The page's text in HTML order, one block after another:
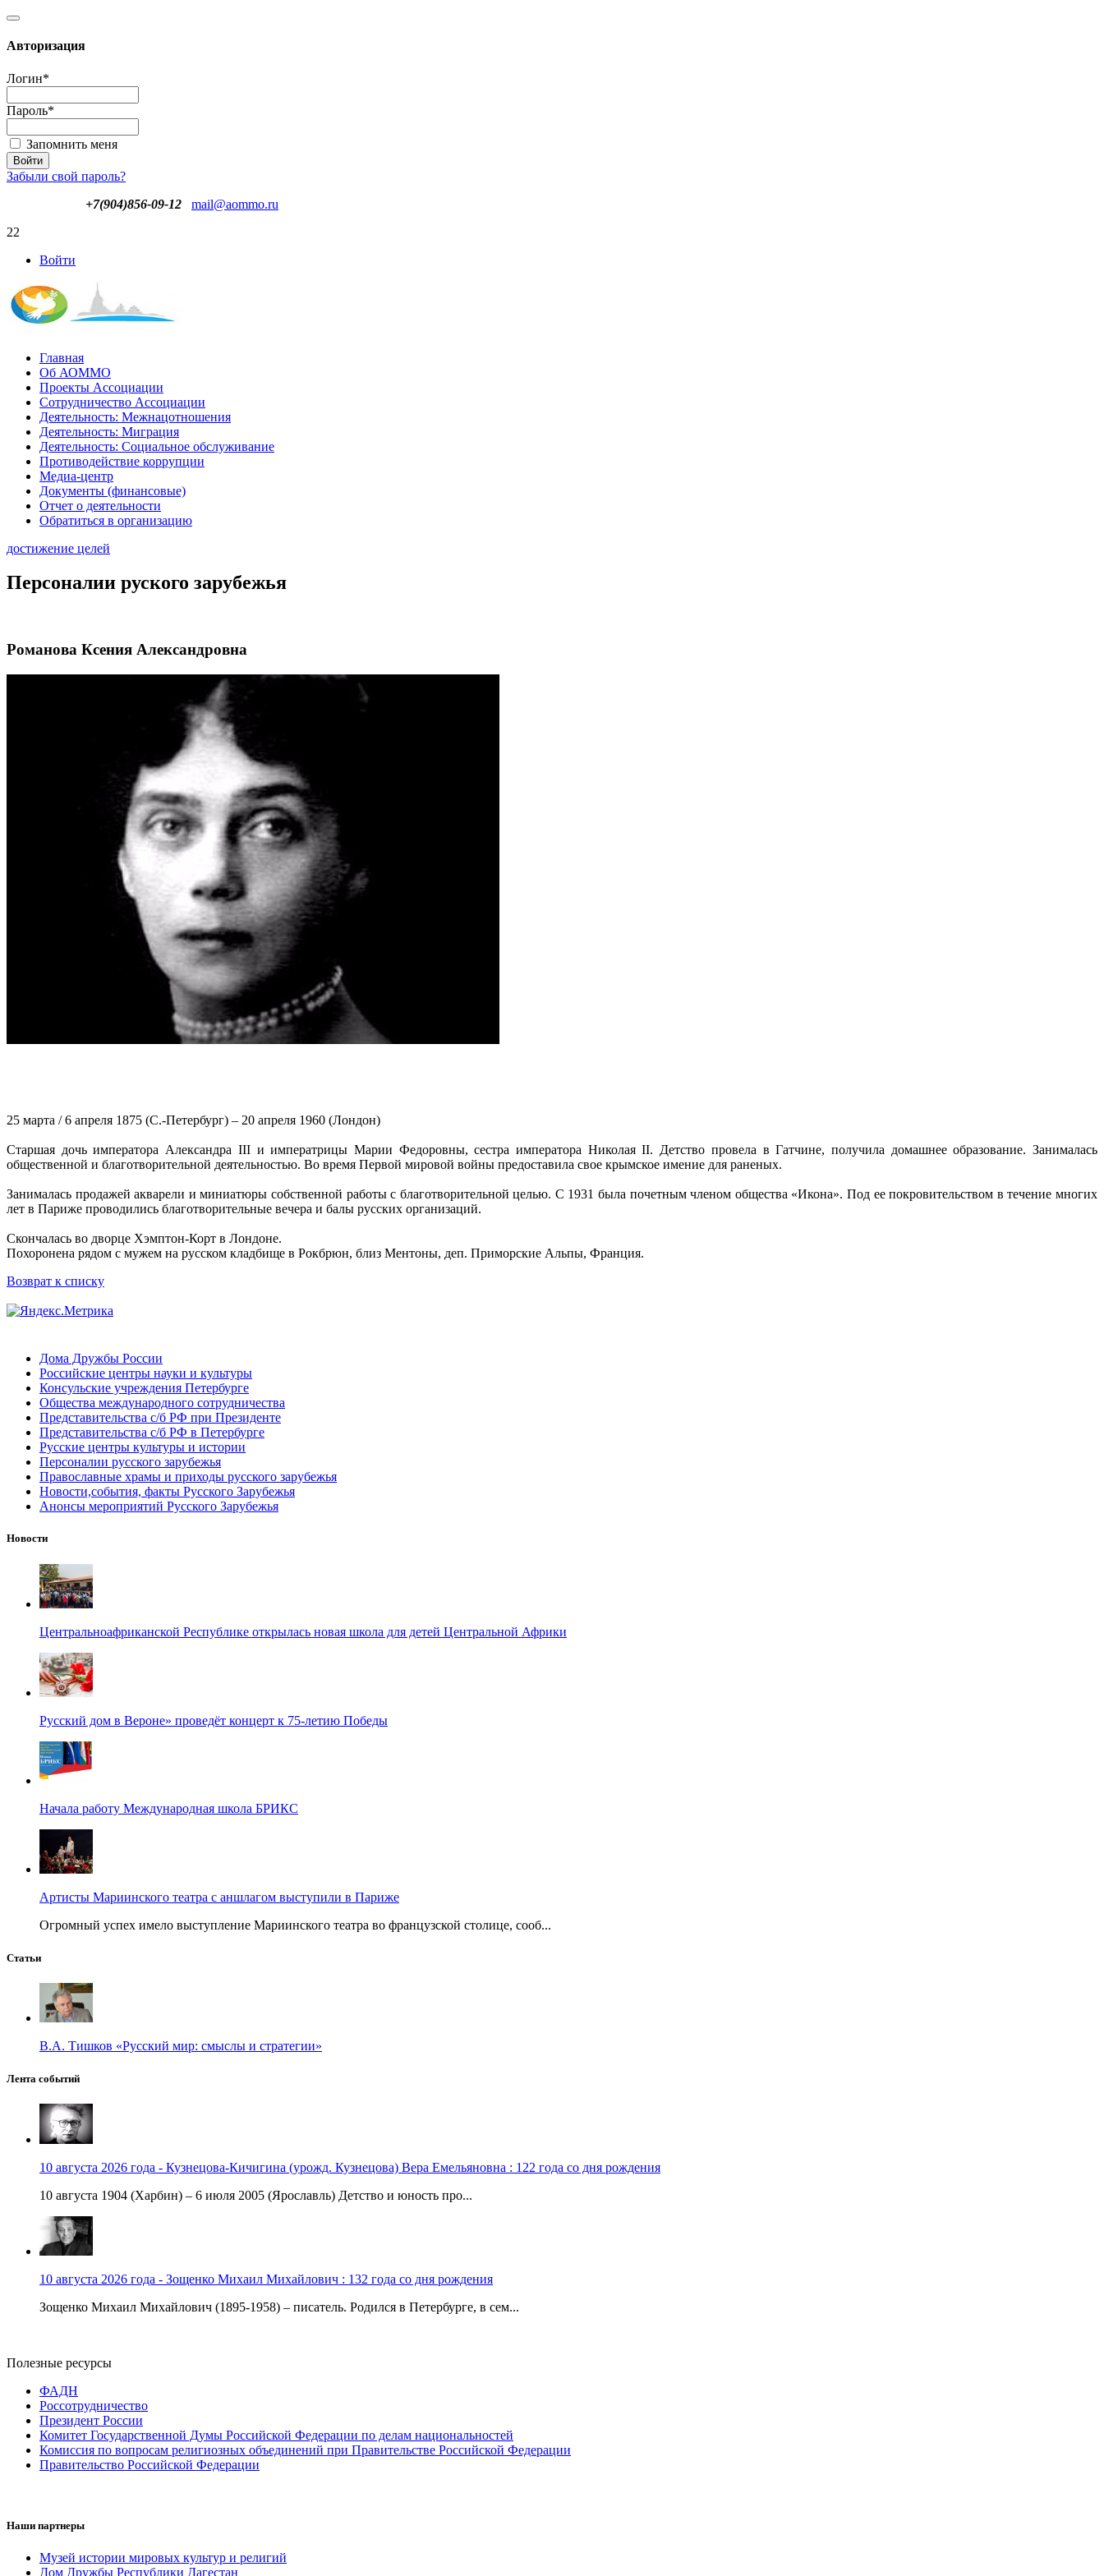
Авторизация
Логин*
Пароль*
Запомнить меня
Забыли свой пароль?
+7(904)856-09-12
mail@aommo.ru
22
Войти
Главная
Об АОММО
Проекты Ассоциации
Сотрудничество Ассоциации
Деятельность: Межнацотношения
Деятельность: Миграция
Деятельность: Социальное обслуживание
Противодействие коррупции
Медиа-центр
Документы (финансовые)
Отчет о деятельности
Обратиться в организацию
достижение целей
Персоналии руского зарубежья
Романова Ксения Александровна
25 марта / 6 апреля 1875 (С.-Петербург) – 20 апреля 1960 (Лондон)
Старшая дочь императора Александра III и императрицы Марии Федоровны, сестра императора Николая II. Детство провела в Гатчине, получила домашнее образование. Занималась
общественной и благотворительной деятельностью. Во время Первой мировой войны предоставила свое крымское имение для раненых.
Занималась продажей акварели и миниатюры собственной работы с благотворительной целью. С 1931 была почетным членом общества «Икона». Под ее покровительством в течение многих
лет в Париже проводились благотворительные вечера и балы русских организаций.
Скончалась во дворце Хэмптон-Корт в Лондоне.
Похоронена рядом с мужем на русском кладбище в Рокбрюн, близ Ментоны, деп. Приморские Альпы, Франция.
Возврат к списку
Дома Дружбы России
Российские центры науки и культуры
Консульские учреждения Петербурге
Общества международного сотрудничества
Представительства с/б РФ при Президенте
Представительства с/б РФ в Петербурге
Русские центры культуры и истории
Персоналии русского зарубежья
Православные храмы и приходы русского зарубежья
Новости,события, факты Русского Зарубежья
Анонсы мероприятий Русского Зарубежья
Новости
Центральноафриканской Республике открылась новая школа для детей Центральной Африки
Русский дом в Вероне» проведёт концерт к 75-летию Победы
Начала работу Международная школа БРИКС
Артисты Мариинского театра с аншлагом выступили в Париже
Огромный успех имело выступление Мариинского театра во французской столице, сооб...
Статьи
В.А. Тишков «Русский мир: смыслы и стратегии»
Лента событий
10 августа 2026 года - Кузнецова-Кичигина (урожд. Кузнецова) Вера Емельяновна : 122 года со дня рождения
10 августа 1904 (Харбин) – 6 июля 2005 (Ярославль) Детство и юность про...
10 августа 2026 года - Зощенко Михаил Михайлович : 132 года со дня рождения
Зощенко Михаил Михайлович (1895-1958) – писатель. Родился в Петербурге, в сем...
Полезные ресурсы
ФАДН
Россотрудничество
Президент России
Комитет Государственной Думы Российской Федерации по делам национальностей
Комиссия по вопросам религиозных объединений при Правительстве Российской Федерации
Правительство Российской Федерации
Наши партнеры
Музей истории мировых культур и религий
Дом Дружбы Республики Дагестан